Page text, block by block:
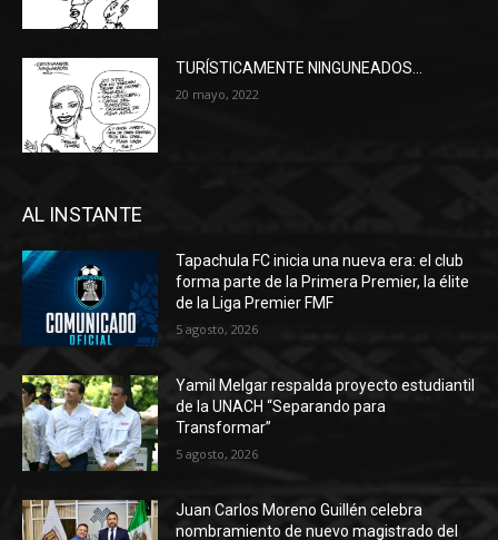
TURÍSTICAMENTE NINGUNEADOS…
20 mayo, 2022
AL INSTANTE
Tapachula FC inicia una nueva era: el club
forma parte de la Primera Premier, la élite
de la Liga Premier FMF
5 agosto, 2026
Yamil Melgar respalda proyecto estudiantil
de la UNACH “Separando para
Transformar”
5 agosto, 2026
Juan Carlos Moreno Guillén celebra
nombramiento de nuevo magistrado del